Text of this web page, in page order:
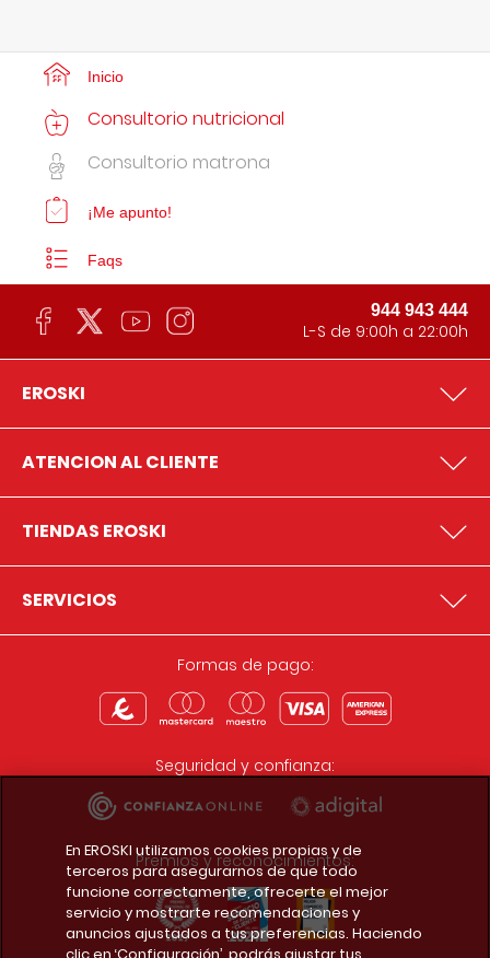
Inicio
Consultorio nutricional
Consultorio matrona
¡Me apunto!
Faqs
944 943 444
L-S de 9:00h a 22:00h
EROSKI
ATENCION AL CLIENTE
TIENDAS EROSKI
SERVICIOS
Formas de pago:
Seguridad y confianza:
Premios y reconocimientos:
En EROSKI utilizamos cookies propias y de
terceros para asegurarnos de que todo
funcione correctamente, ofrecerte el mejor
servicio y mostrarte recomendaciones y
anuncios ajustados a tus preferencias. Haciendo
clic en ‘Configuración’, podrás ajustar tus